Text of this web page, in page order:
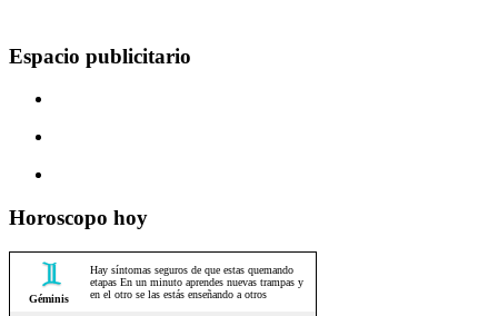
Espacio publicitario
Horoscopo hoy